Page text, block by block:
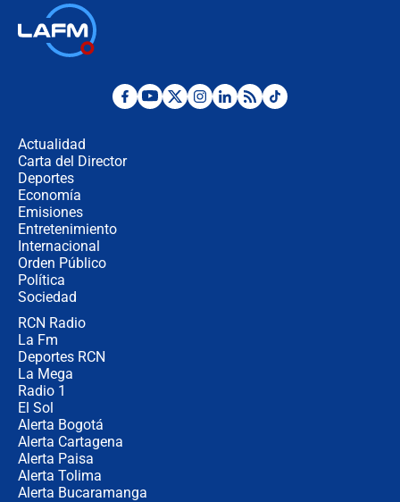
Desde dermatitis hasta infecciones:
Actualidad
Carta del Director
Deportes
Economía
Emisiones
Entretenimiento
Internacional
Orden Público
Política
Sociedad
RCN Radio
La Fm
Deportes RCN
La Mega
Radio 1
El Sol
Alerta Bogotá
Alerta Cartagena
Alerta Paisa
Alerta Tolima
Alerta Bucaramanga